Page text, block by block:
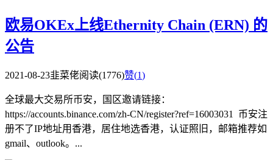
欧易OKEx上线Ethernity Chain (ERN) 的
公告
2021-08-23韭菜佬阅读(1776)赞(1)
全球最大交易所币安，国区邀请链接：
https://accounts.binance.com/zh-CN/register?ref=16003031 币安注
册不了IP地址用香港，居住地选香港，认证照旧，邮箱推荐如
gmail、outlook。...